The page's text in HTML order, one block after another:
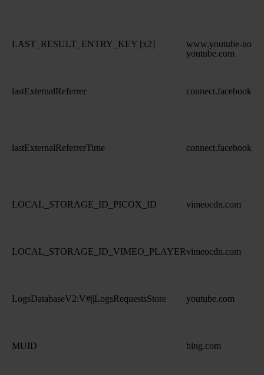
LAST_RESULT_ENTRY_KEY [x2]
www.youtube-
youtube.com
lastExternalReferrer
lastExternalReferrerTime
LOCAL_STORAGE_ID_PICOX_ID vimeocdn.com
LOCAL_STORAGE_ID_VIMEO_PLAYERvimeocdn.com
LogsDatabaseV2:V#||LogsRequestsStore youtube.com
MUID bing.com